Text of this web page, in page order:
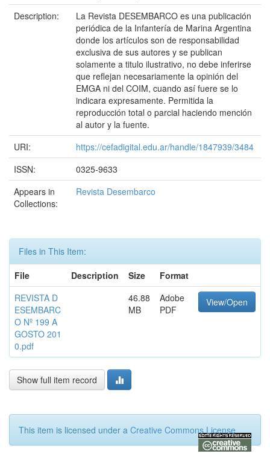
Description:
La Revista DESEMBARCO es una publicación
periódica de la Infantería de Marina Argentina
donde los artículos son de responsabilidad
exclusiva de sus autores y se publican
solamente a titulo ilustrativo, no debe inferirse
que reflejan necesariamente la opinión del
EMGA ni del COIM, cuando así fuere se lo
indicara expresamente. Permitida la
reproducción total o parcial haciendo mención
al autor y la fuente.
URI:
https://cefadigital.edu.ar/handle/1847939/3484
ISSN:
0325-9633
Appears in
Collections:
Revista Desembarco
Files in This Item:
File
Description Size
Format
REVISTA D
ESEMBARC
O Nº 199 A
GOSTO 201
0.pdf
46.88
MB
Adobe
PDF
View/Open
Show full item record
This item is licensed under a Creative Commons License